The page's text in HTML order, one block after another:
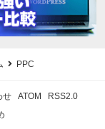
PPC
せ ATOM
RSS2.0